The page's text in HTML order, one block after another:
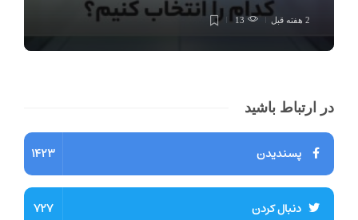
2 هفته قبل 13
در ارتباط باشید
پسندیدن 1423
دنبال کردن 727